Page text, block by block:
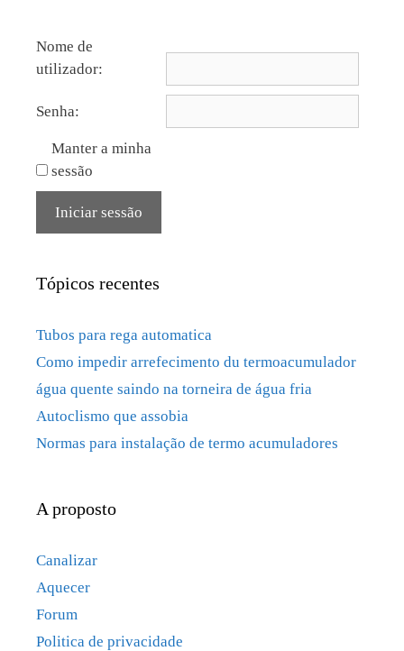
Nome de
utilizador:
Senha:
Manter a minha
sessão
Iniciar sessão
Tópicos recentes
Tubos para rega automatica
Como impedir arrefecimento du termoacumulador
água quente saindo na torneira de água fria
Autoclismo que assobia
Normas para instalação de termo acumuladores
A proposto
Canalizar
Aquecer
Forum
Politica de privacidade